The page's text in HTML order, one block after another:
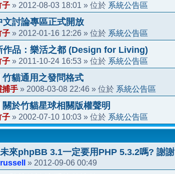
子 » 2012-08-03 18:01 » 位於 系統公告區
文討論專區正式開放
子 » 2012-01-16 12:26 » 位於 系統公告區
作品：樂活之都 (Design for Living)
子 » 2011-10-24 16:53 » 位於 系統公告區
竹貓通用之發問格式
捕手 » 2008-03-08 22:46 » 位於 系統公告區
關於竹貓星球相關版權聲明
子 » 2002-07-10 10:03 » 位於 系統公告區
來phpBB 3.1一定要用PHP 5.3.2嗎? 謝謝
» 2012-09-06 00:49